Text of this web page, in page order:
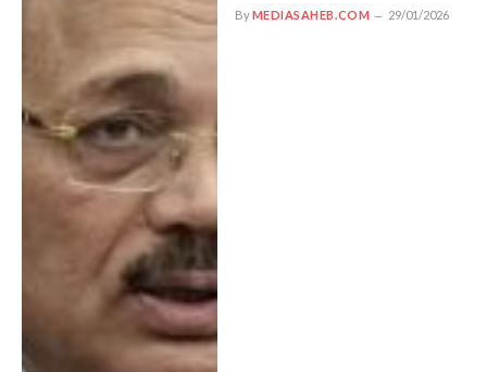
ByMEDIASAHEB.COM 29/01/2026